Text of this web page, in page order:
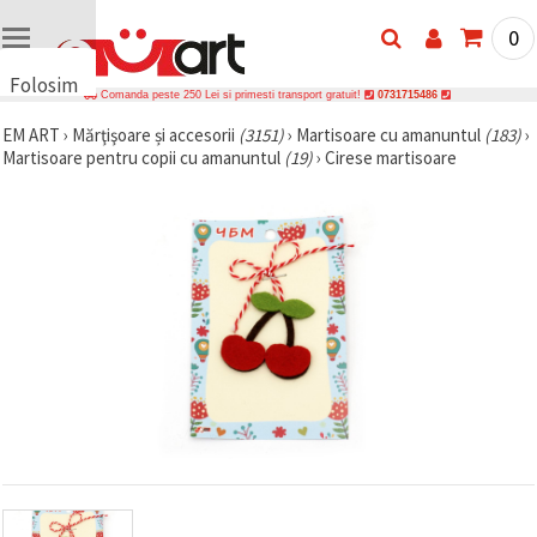
Folosim
uri
🍪 Folosim
traficul și a
0
Comanda peste 250 Lei si primesti transport gratuit! 0731715486
EM ART › Mărţişoare și accesorii (3151)› Martisoare cu amanuntul (183)›
Martisoare pentru copii cu amanuntul (19)› Cirese martisoare